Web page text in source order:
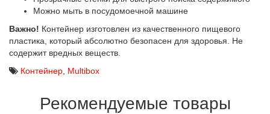
Можно мыть в посудомоечной машине
Важно! Контейнер изготовлен из качественного пищевого
пластика, который абсолютно безопасен для здоровья. Не
содержит вредных веществ.
Контейнер Multibox
Рекомендуемые товары